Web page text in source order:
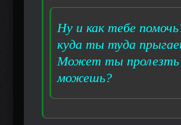
Ну и как тебе
куда ты туда
Может ты пролезть
можешь?